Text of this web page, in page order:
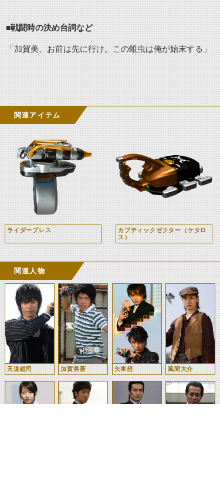
■戦闘時の決め台詞など
「加賀美、お前は先に行け。この蛆虫は俺が始末する」
関連アイテム
ライダーブレス
カブティックゼクター（ケタロ
ス）
関連人物
天道総司 加賀美新 矢車想 風間大介